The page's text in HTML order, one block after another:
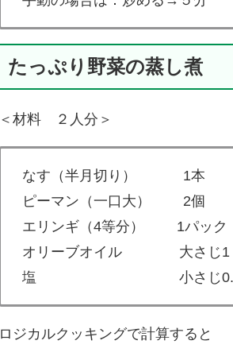
たっぷり野菜の蒸し煮
＜材料 ２人分＞
なす（半月切り） 1本
ピーマン（一口大） 2個
エリンギ（4等分） 1パック
オリーブオイル 大さじ1
塩 小さじ
ロジカルクッキングで計算すると